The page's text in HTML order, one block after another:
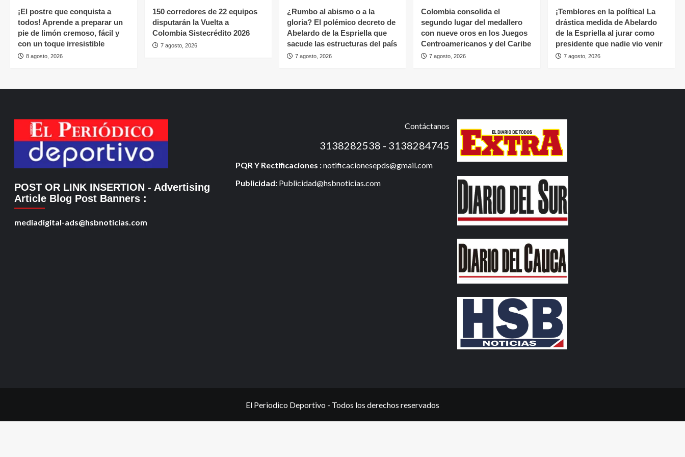
¡El postre que conquista a
todos! Aprende a preparar un
pie de limón cremoso, fácil y
con un toque irresistible
8 agosto, 2026
150 corredores de 22 equipos
disputarán la Vuelta a
Colombia Sistecrédito 2026
7 agosto, 2026
¿Rumbo al abismo o a la
gloria? El polémico decreto de
Abelardo de la Espriella que
sacude las estructuras del país
7 agosto, 2026
Colombia consolida el
segundo lugar del medallero
con nueve oros en los Juegos
Centroamericanos y del Caribe
7 agosto, 2026
¡Temblores en la política! La
drástica medida de Abelardo
de la Espriella al jurar como
presidente que nadie vio venir
7 agosto, 2026
POST OR LINK INSERTION - Advertising
Article Blog Post Banners :
mediadigital-ads@hsbnoticias.com
Contáctanos
3138282538 - 3138284745
PQR Y Rectificaciones :notificacionesepds@gmail.com
Publicidad: Publicidad@hsbnoticias.com